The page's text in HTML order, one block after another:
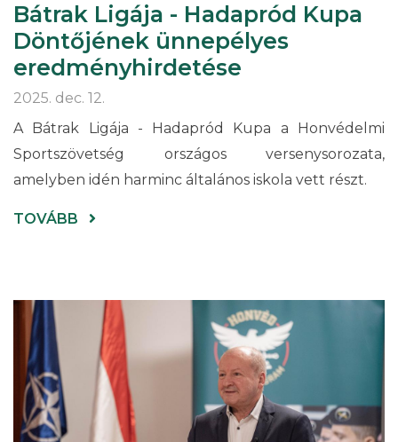
Bátrak Ligája - Hadapród Kupa
Döntőjének ünnepélyes
eredményhirdetése
2025. dec. 12.
A Bátrak Ligája - Hadapród Kupa a Honvédelmi
Sportszövetség országos versenysorozata,
amelyben idén harminc általános iskola vett részt.
TOVÁBB
DÖNTŐJÉNEK
ÜNNEPÉLYES
EREDMÉNYHIRDETÉSE)